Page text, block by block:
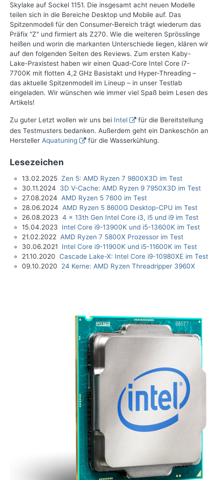
Skylake auf Sockel 1151. Die insgesamt acht neuen Modelle
teilen sich in die Bereiche Desktop und Mobile auf. Das
Spitzenmodell für den Consumer-Bereich trägt wiederum das
Präfix "Z" und firmiert als Z270. Wie die weiteren Sprösslinge
heißen und worin die markanten Unterschiede liegen, klären wir
auf den folgenden Seiten des Reviews. Zum ersten Kaby-
Lake-Praxistest haben wir einen Quad-Core Intel Core i7-
7700K mit flotten 4,2 GHz Basistakt und Hyper-Threading –
das aktuelle Spitzenmodell im Lineup – in unser Testlab
eingeladen. Wir wünschen wie immer viel Spaß beim Lesen des
Artikels!
Zu guter Letzt wollen wir uns bei Intel
für die Bereitstellung
des Testmusters bedanken. Außerdem geht ein Dankeschön an
Hersteller Aquatuning für die Wasserkühlung.
Lesezeichen
13.02.2025 Zen 5: AMD Ryzen 7 9800X3D im Test
30.11.2024 3D V-Cache: AMD Ryzen 9 7950X3D im Test
27.08.2024 AMD Ryzen 5 7600 im Test
28.06.2024 AMD Ryzen 5 8600G Desktop-CPU im Test
26.08.2023 4 x 13th Gen Intel Core i3, i5 und i9 im Test
15.04.2023 Intel Core i9-13900K und i5-13600K im Test
21.02.2022 AMD Ryzen 7 5800X Prozessor im Test
30.06.2021 Intel Core i9-11900K und i5-11600K im Test
21.10.2020 Cascade Lake-X: Intel Core i9-10980XE im Test
09.10.2020 24 Kerne: AMD Ryzen Threadripper 3960X